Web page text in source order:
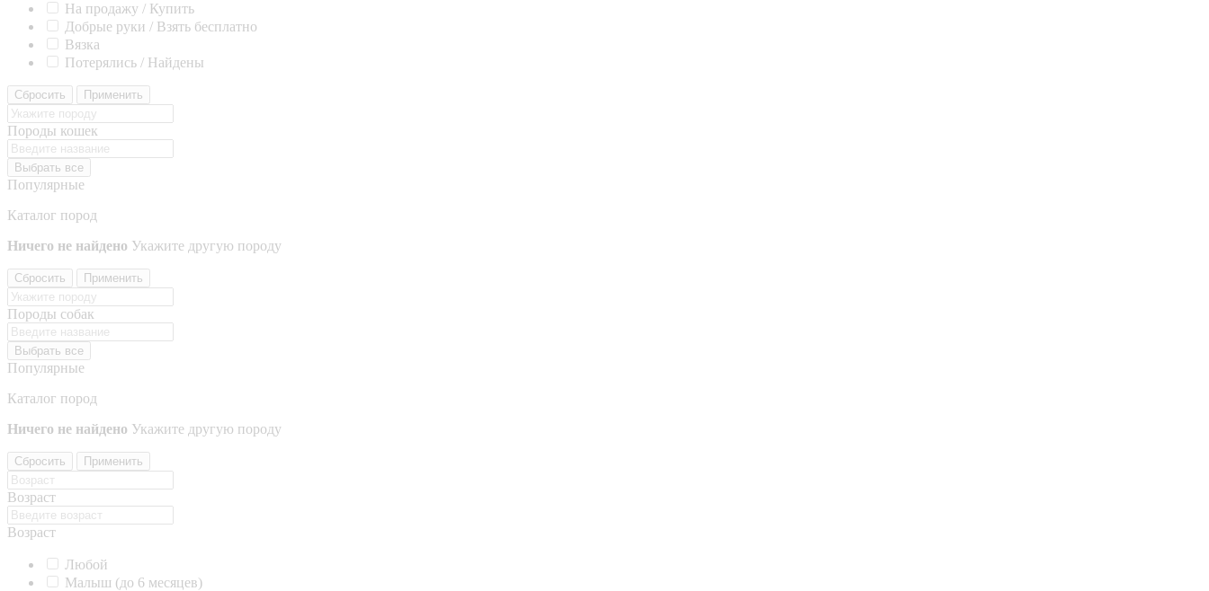
На продажу / Купить
Добрые руки / Взять бесплатно
Вязка
Потерялись / Найдены
Сбросить Применить
Породы кошек
Выбрать все
Популярные
Каталог пород
Ничего не найдено Укажите другую породу
Сбросить Применить
Породы собак
Выбрать все
Популярные
Каталог пород
Ничего не найдено Укажите другую породу
Сбросить Применить
Возраст
Возраст
Любой
Малыш (до 6 месяцев)